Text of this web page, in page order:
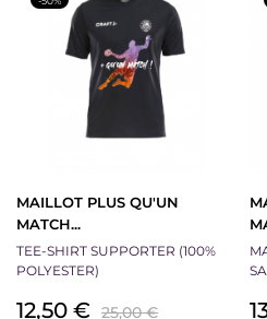
MAILLOT PLUS QU'UN
MATCH...
TEE-SHIRT SUPPORTER (100%
POLYESTER)
Prix
12,50 € Prix
25,00 €